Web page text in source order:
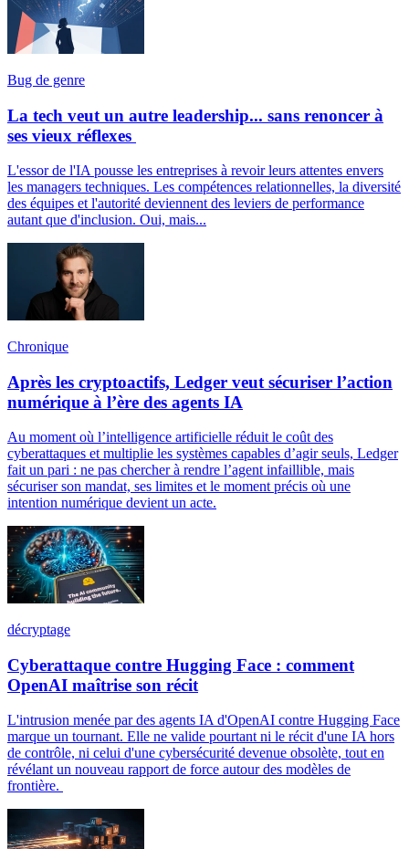
Bug de genre
La tech veut un autre leadership... sans renoncer à
ses vieux réflexes
L'essor de l'IA pousse les entreprises à revoir leurs attentes envers
les managers techniques. Les compétences relationnelles, la diversité
des équipes et l'autorité deviennent des leviers de performance
autant que d'inclusion. Oui, mais...
Chronique
Après les cryptoactifs, Ledger veut sécuriser l’action
numérique à l’ère des agents IA
Au moment où l’intelligence artificielle réduit le coût des
cyberattaques et multiplie les systèmes capables d’agir seuls, Ledger
fait un pari : ne pas chercher à rendre l’agent infaillible, mais
sécuriser son mandat, ses limites et le moment précis où une
intention numérique devient un acte.
décryptage
Cyberattaque contre Hugging Face : comment
OpenAI maîtrise son récit
L'intrusion menée par des agents IA d'OpenAI contre Hugging Face
marque un tournant. Elle ne valide pourtant ni le récit d'une IA hors
de contrôle, ni celui d'une cybersécurité devenue obsolète, tout en
révélant un nouveau rapport de force autour des modèles de
frontière.